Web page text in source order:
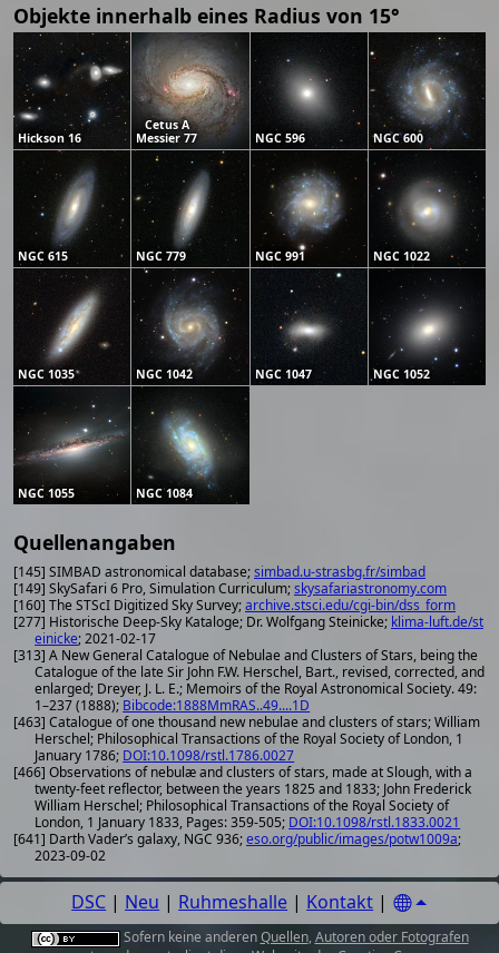
Objekte innerhalb eines Radius von 15°
Hickson 16
Cetus A
Messier 77
NGC 596 NGC 600
NGC 615 NGC 779 NGC 991 NGC 1022
NGC 1035 NGC 1042 NGC 1047 NGC 1052
NGC 1055 NGC 1084
Quellenangaben
[145] SIMBAD astronomical database;simbad.u-strasbg.fr/simbad
[149] SkySafari 6 Pro, Simulation Curriculum;skysafariastronomy.com
[160] The STScI Digitized Sky Survey;archive.stsci.edu/cgi-bin/dss_form
[277] Historische Deep-Sky Kataloge; Dr. Wolfgang Steinicke; klima-luft.de/st
einicke; 2021-02-17
[313] A New General Catalogue of Nebulae and Clusters of Stars, being the
Catalogue of the late Sir John F.W. Herschel, Bart., revised, corrected, and
enlarged; Dreyer, J. L. E.; Memoirs of the Royal Astronomical Society. 49:
1–237 (1888); Bibcode:1888MmRAS..49....1D
[463] Catalogue of one thousand new nebulae and clusters of stars; William
Herschel; Philosophical Transactions of the Royal Society of London, 1
January 1786; DOI:10.1098/rstl.1786.0027
[466] Observations of nebulæ and clusters of stars, made at Slough, with a
twenty-feet reflector, between the years 1825 and 1833; John Frederick
William Herschel; Philosophical Transactions of the Royal Society of
London, 1 January 1833, Pages: 359-505; DOI:10.1098/rstl.1833.0021
[641] Darth Vader’s galaxy, NGC 936;eso.org/public/images/potw1009a;
2023-09-02
DSC | Neu | Ruhmeshalle | Kontakt |
Sofern keine anderenQuellen, Autoren oder Fotografen